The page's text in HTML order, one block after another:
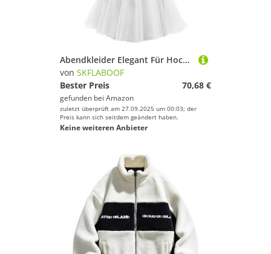
Abendkleider Elegant Für Hochzeit Abiballkleider Lang Festkleider Verlobungskleid Jugendweihe Kleider A-Linie Hochzeitsgäste Prom Ballkleid a Linie Weiss, S
von SKFLABOOF
Bester Preis
70,68 €
gefunden bei Amazon
zuletzt überprüft am 27.09.2025 um 00:03; der
Preis kann sich seitdem geändert haben.
Keine weiteren Anbieter